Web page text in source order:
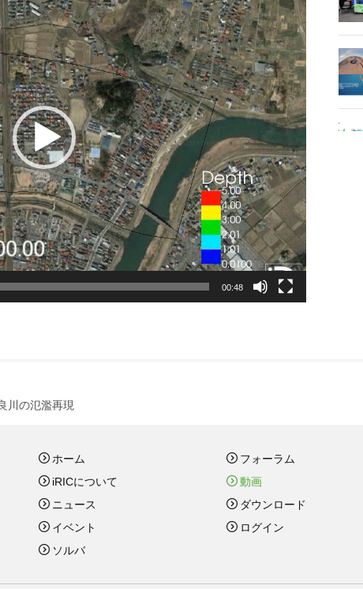
00:48
川の氾濫再現
ホーム
iRICについて
ニュース
イベント
ソルバ
フォーラム
動画
ダウンロード
ログイン